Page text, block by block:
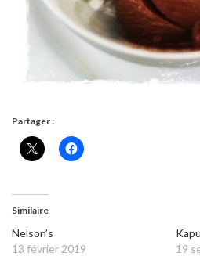
Partager :
Similaire
Nelson’s
13 février 2019
19